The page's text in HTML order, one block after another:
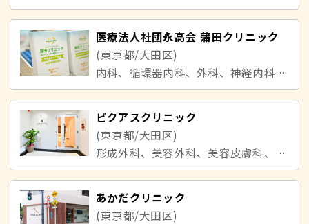
医療法人社団永高会 蒲田クリニック
(東京都/大田区)
内科、循環器内科、外科、神経内科、脳神経外科、リハビリテーション科、緩和ケア内科、精神科
ビクアスクリニック
(東京都/大田区)
形成外科、美容外科、美容皮膚科、皮膚科
あかだクリニック
(東京都/大田区)